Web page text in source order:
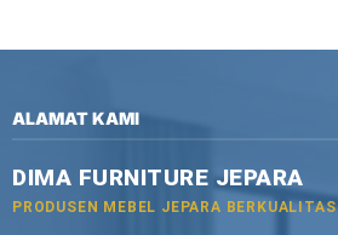
ALAMAT KAMI
DIMA FURNITURE JEPARA
PRODUSEN MEBEL JEPARA BERKUALITAS